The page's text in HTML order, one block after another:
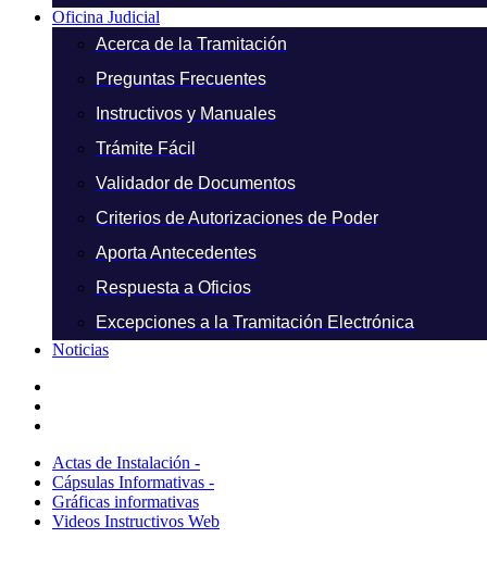
Oficina Judicial
Acerca de la Tramitación
Preguntas Frecuentes
Instructivos y Manuales
Trámite Fácil
Validador de Documentos
Criterios de Autorizaciones de Poder
Aporta Antecedentes
Respuesta a Oficios
Excepciones a la Tramitación Electrónica
Noticias
Actas de Instalación -
Cápsulas Informativas -
Gráficas informativas
Videos Instructivos Web